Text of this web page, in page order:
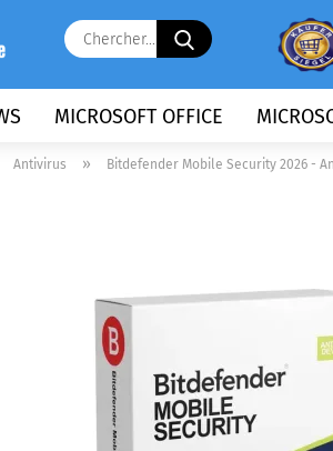
Chercher...
MICROSOFT OFFICE
Antivirus » Bitdefender Mobile Security 2026 -